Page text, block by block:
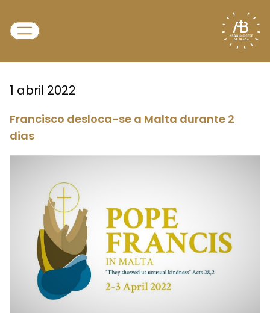
1 abril 2022
Francisco desloca-se a Malta durante 2
dias